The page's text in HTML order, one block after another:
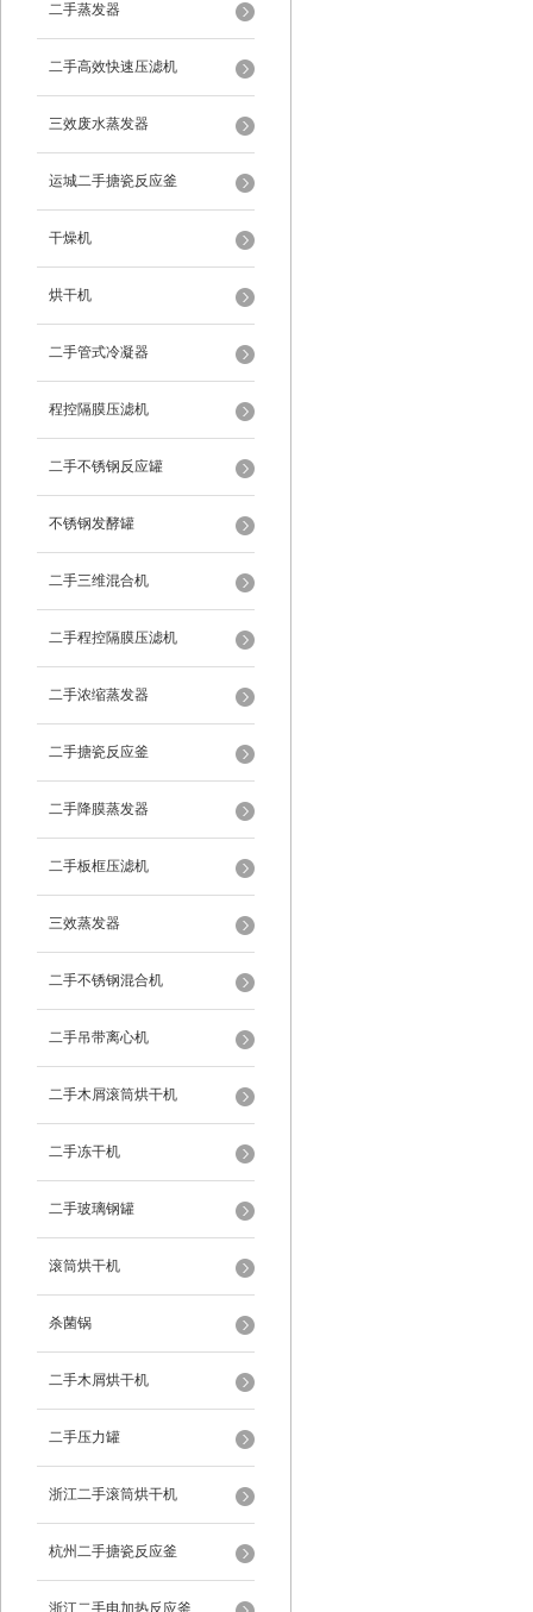
二手蒸发器
二手高效快速压滤机
三效废水蒸发器
运城二手搪瓷反应釜
干燥机
烘干机
二手管式冷凝器
程控隔膜压滤机
二手不锈钢反应罐
不锈钢发酵罐
二手三维混合机
二手程控隔膜压滤机
二手浓缩蒸发器
二手搪瓷反应釜
二手降膜蒸发器
二手板框压滤机
三效蒸发器
二手不锈钢混合机
二手吊带离心机
二手木屑滚筒烘干机
二手冻干机
二手玻璃钢罐
滚筒烘干机
杀菌锅
二手木屑烘干机
二手压力罐
浙江二手滚筒烘干机
杭州二手搪瓷反应釜
浙江二手电加热反应釜